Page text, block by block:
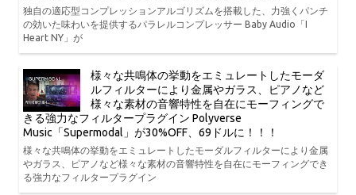
独自の適応型コンプレッションアルゴリズムを搭載した、力強くパンチ
の効いた味わいを提供するパラレルコンプレッサー Baby Audio「I
Heart NY」が
様々な共鳴体の挙動をエミュレートしたモーダ
ルフィルターにより金属やガラス、ピアノなど
様々な素材の音響特性を自在にモーフィングで
きる強力なフィルタープラグイン Polyverse
Music「Supermodal」が30%OFF、69ドルに！！！
様々な共鳴体の挙動をエミュレートしたモーダルフィルターにより金属
やガラス、ピアノなど様々な素材の音響特性を自在にモーフィングでき
る強力なフィルタープラグイン